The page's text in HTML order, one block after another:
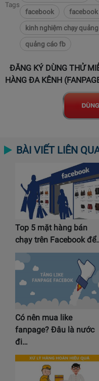
Tags
facebook
facebook
kinh nghiệm chạy
quảng cáo fb
ĐĂNG KÝ DÙNG THỬ
HÀNG ĐA KÊNH
BÀI VIẾT LIÊN
Top 5 mặt hàng bán
chạy trên Facebook
Có nên mua like
fanpage? Đâu là nước
đi…